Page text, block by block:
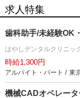
求人特集
歯科助手/未経験OK
はやしデンタルクリニッ
時給1,300円
アルバイト・パート / 東
機械CADオペレー